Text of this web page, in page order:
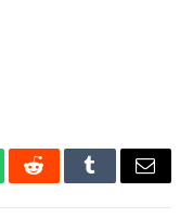
RedditTumblrEmail